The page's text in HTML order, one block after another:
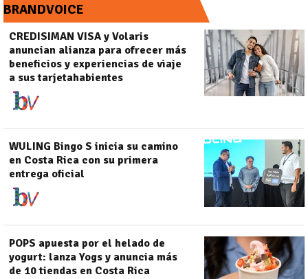
BRANDVOICE
CREDISIMAN VISA y Volaris
anuncian alianza para ofrecer más
beneficios y experiencias de viaje
a sus tarjetahabientes
WULING Bingo S inicia su camino
en Costa Rica con su primera
entrega oficial
POPS apuesta por el helado de
yogurt: lanza Yogs y anuncia más
de 10 tiendas en Costa Rica